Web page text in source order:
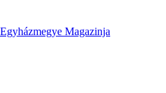
Magazinja